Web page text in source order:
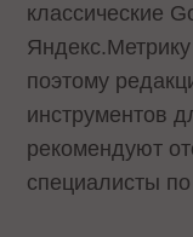
классические
поэтому
инструментов
рекомендуют
специалисты по